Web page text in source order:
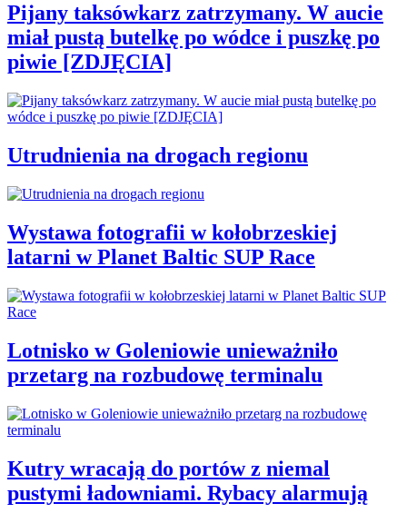
Pijany taksówkarz zatrzymany. W aucie
miał pustą butelkę po wódce i puszkę po
piwie [ZDJĘCIA]
Utrudnienia na drogach regionu
Wystawa fotografii w kołobrzeskiej
latarni w Planet Baltic SUP Race
Lotnisko w Goleniowie unieważniło
przetarg na rozbudowę terminalu
Kutry wracają do portów z niemal
pustymi ładowniami. Rybacy alarmują